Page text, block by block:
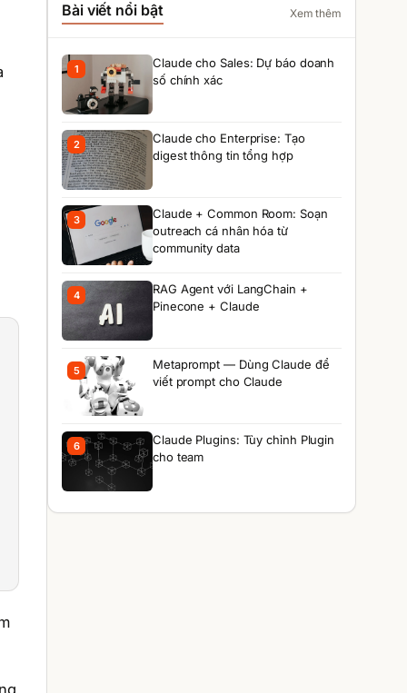
Bài viết nổi bật Xem thêm
1
Claude cho Sales: Dự báo doanh
số chính xác
2
Claude cho Enterprise: Tạo
digest thông tin tổng hợp
3
Claude + Common Room: Soạn
outreach cá nhân hóa từ
community data
4
RAG Agent với LangChain +
Pinecone + Claude
5
Metaprompt — Dùng Claude để
viết prompt cho Claude
6
Claude Plugins: Tùy chỉnh Plugin
cho team